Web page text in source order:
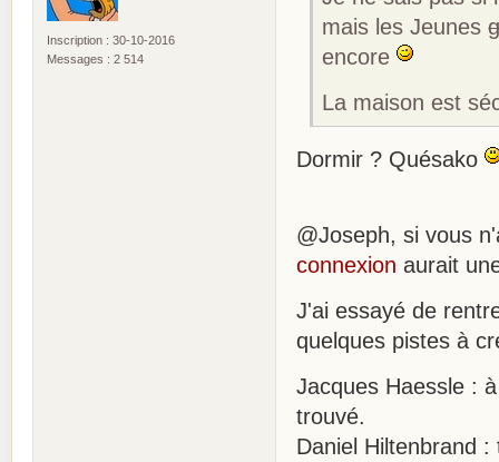
Inscription : 30-10-2016
Messages : 2 514
mais les Jeunes
encore
La maison est
Dormir ? Quésako
@Joseph, si vous
connexion aurait
J'ai essayé de
quelques pistes à
Jacques Haessle :
trouvé.
Daniel Hiltenbrand